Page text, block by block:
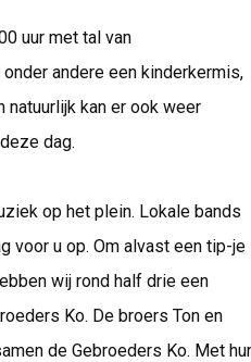
uur met tal van
andere een kinderkermis,
natuurlijk kan er ook weer
dag.
op het plein. Lokale bands
voor u op. Om alvast een tip-je
wij rond half drie een
Ko. De broers Ton en
de Gebroeders Ko. Met